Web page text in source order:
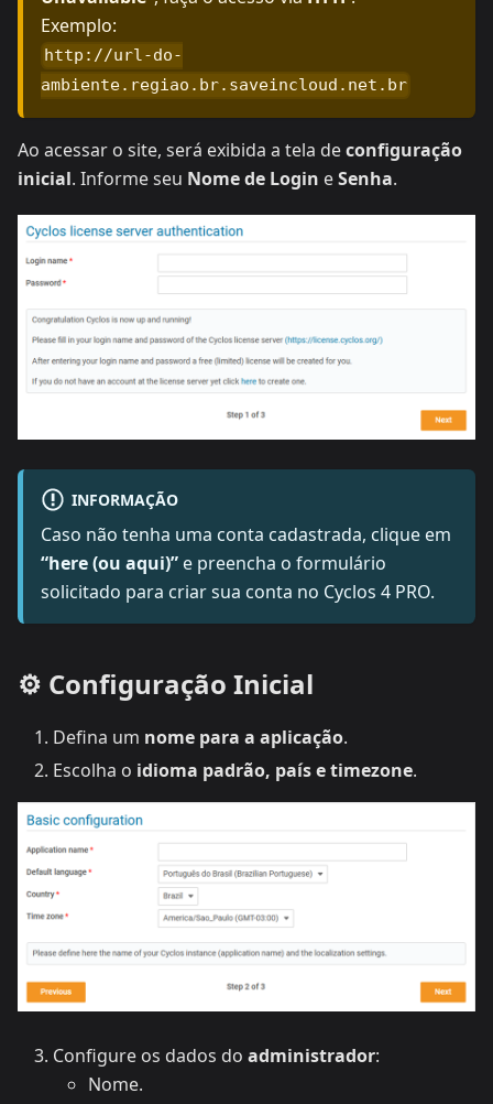
Exemplo:
http://url-do-
ambiente.regiao.br.saveincloud.net.br
Ao acessar o site, será exibida a tela deconfiguração
inicial. Informe seu Nome de Login eSenha.
INFORMAÇÃO
Caso não tenha uma conta cadastrada, clique em
“here (ou aqui)” e preencha o formulário
solicitado para criar sua conta no Cyclos 4 PRO.
⚙️ Configuração Inicial
Defina um nome para a aplicação.
Escolha o idioma padrão, país e timezone.
Configure os dados do administrador:
Nome.